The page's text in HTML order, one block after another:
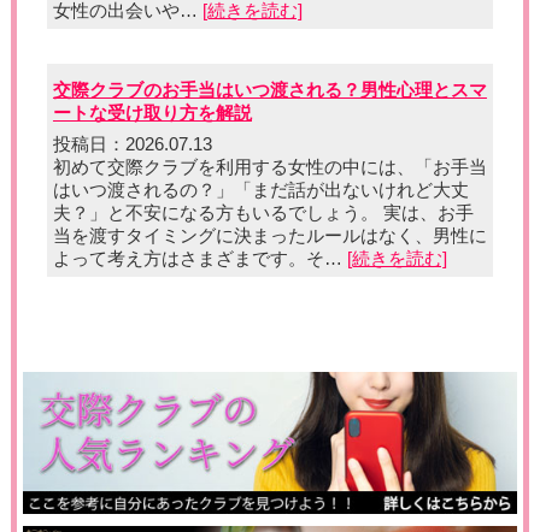
女性の出会いや… [続きを読む]
交際クラブのお手当はいつ渡される？男性心理とスマ
ートな受け取り方を解説
投稿日：2026.07.13
初めて交際クラブを利用する女性の中には、「お手当
はいつ渡されるの？」「まだ話が出ないけれど大丈
夫？」と不安になる方もいるでしょう。 実は、お手
当を渡すタイミングに決まったルールはなく、男性に
よって考え方はさまざまです。そ… [続きを読む]